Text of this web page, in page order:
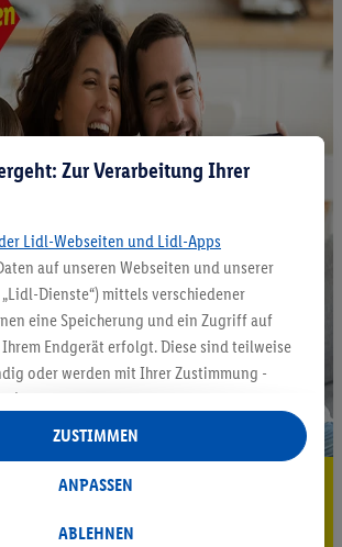
Versand sparen³²ᵃ
Jetzt zum Newsletter anmelden
Zur Verarbeitung Ihrer
Lidl-Webseiten und Lidl-Apps
auf unseren Webseiten und unserer
Dienste“) mittels verschiedener
eine Speicherung und ein Zugriff auf
Endgerät erfolgt. Diese sind teilweise
oder werden mit Ihrer Zustimmung -
(u.a.
Zusammenhang mit dem IAB TCF
oder für personalisierte Werbung
für personalisierte Werbung werden
ABLEHNEN
ANPASSEN
ZUSTIMMEN